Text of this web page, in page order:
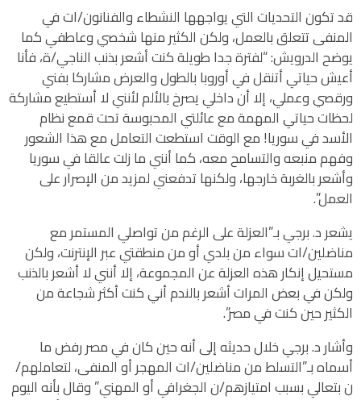
قد تكون التحديات التي يواجهها النشطاء والفنانون/ات في
المنفى تتعلق بالعمل، ولكن الكثير منها شخصي وعاطفي كما
يوضح الدرويش: “لفترة جدا طويلة كنت أشعر بذنب الناجي/ة، فأنا
أعيش حياتي أتنقل في أوروبا بالطول والعرض مشاركا بفني
ورقصي وعملي، إلا أن داخلي يصرخ بالألم لأنني لا أستطيع مشاركة
لحظات حياتي المهمة مع عائلتي المحبوسة تحت قمع نظام
الأسد في سوريا! مع الوقت استطعت التعامل مع هذا الشعور
وفهم منبعه والتسامح معه، كما أنني ما زلت عالقا في سوريا
وأشعر بالغربة خارجها، ولكنها تدفعني لمزيد من الإصرار على
العمل”.
يشعر د. برجي بـ”العزلة على الرغم من تواصلي المستمر مع
مناضلين/ات سواء من بلدي أو من منطقتي عبر الإنترنت، ولكن
مستحيل إنكار هذه العزلة عن المجموعة، إلا أنني لا أشعر بالذنب
ولكن في بعض المرات أشعر بالندم أني كنت أكثر شجاعة من
الكثير حين كنت في مصر”.
وأشار د. برجي خلال حديثه إلى أنه حين كان في مصر رفض ما
أسماه بـ”التسلط من مناضلين/ات المهجر أو المنفى، لتعاملهم/
ن بتعالي بسبب امتيازهم/ن الجغرافي أو المهني” وقال بأنه اليوم